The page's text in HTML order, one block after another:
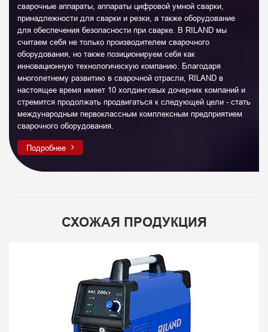
сварочные аппараты, аппараты цифровой умной сварки,
принадлежности для сварки и резки, а также оборудование
для обеспечения безопасности при сварке. В RILAND мы
считаем себя не только производителем сварочного
оборудования, но также позиционируем себя как
инновационную технологическую компанию. Благодаря
многолетнему развитию в сварочной отрасли, RILAND в
настоящее время имеет 10 холдинговых дочерних компаний и
стремится продолжать продвигаться к следующей цели - стать
международным первоклассным комплексным предприятием
сварочного оборудования.
Подробнее
СХОЖАЯ ПРОДУКЦИЯ